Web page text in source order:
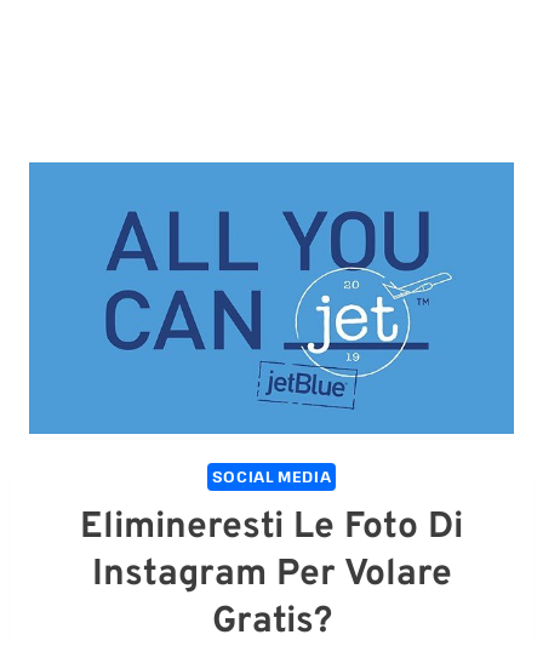
SOCIAL MEDIA
Elimineresti Le Foto Di
Instagram Per Volare
Gratis?